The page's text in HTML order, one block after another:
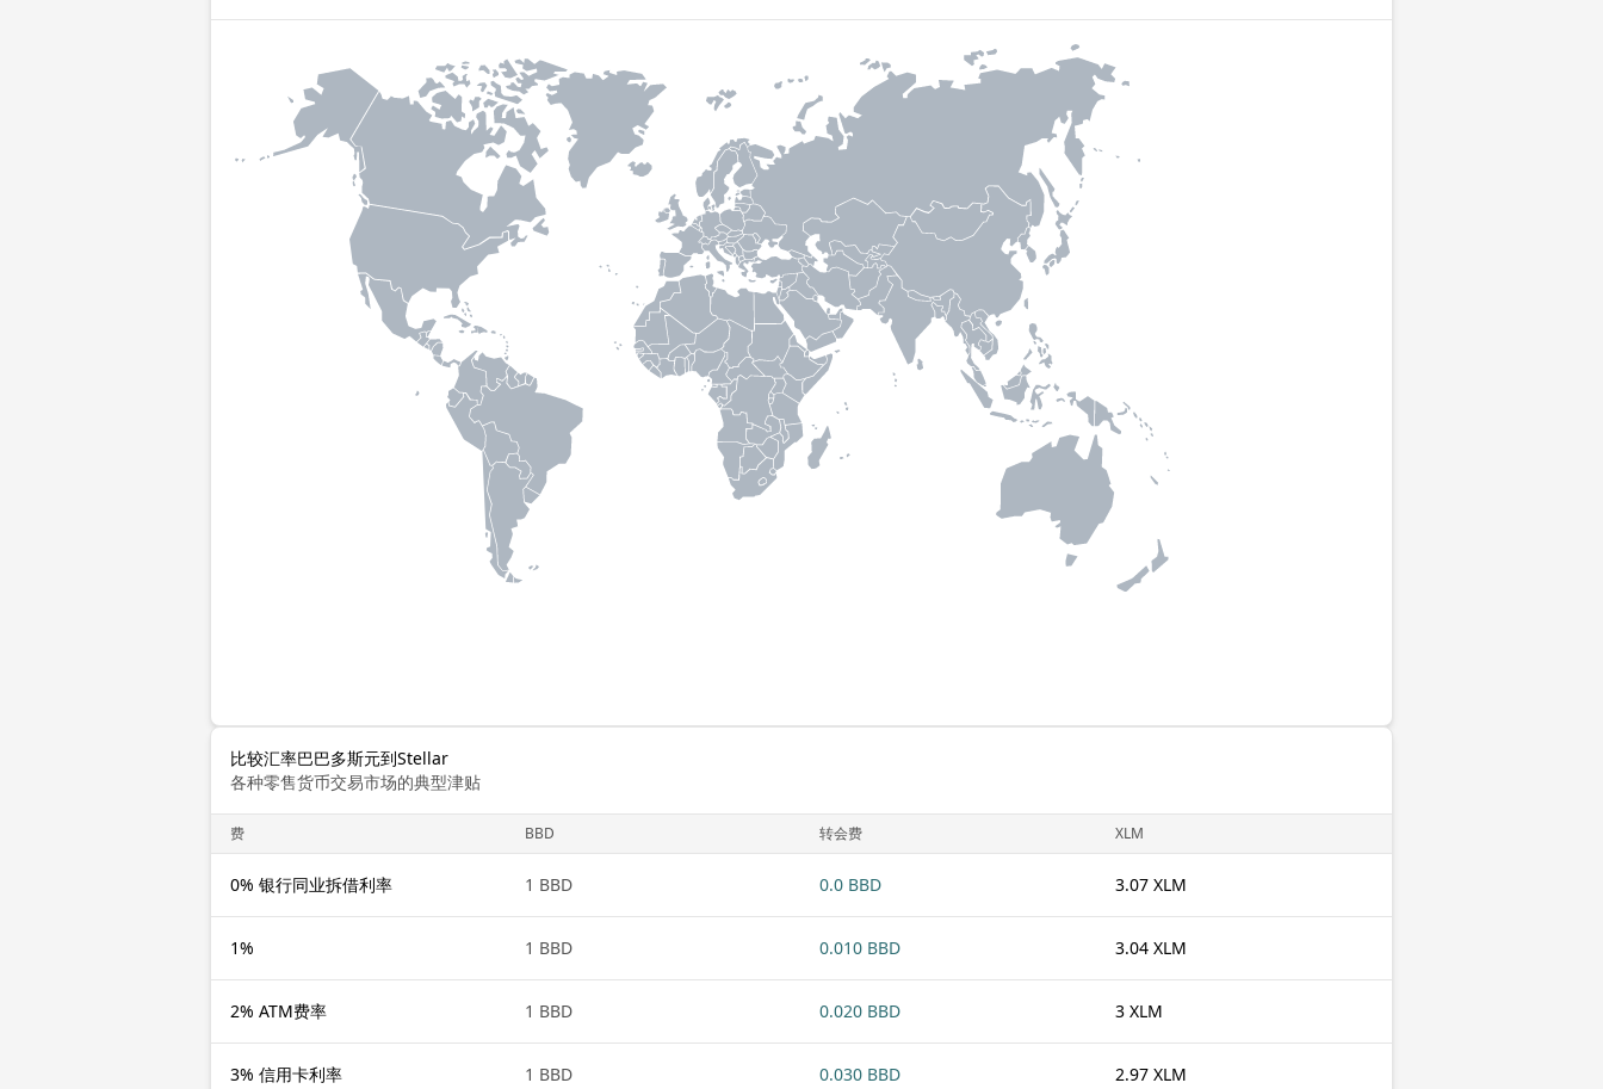
比较汇率巴巴多斯元到Stellar
各种零售货币交易市场的典型津贴
费 BBD 转会费 XLM
0% 银行同业拆借利率 1 BBD 0.0 BBD 3.07 XLM
1% 1 BBD 0.010 BBD 3.04 XLM
2% ATM费率 1 BBD 0.020 BBD 3 XLM
3% 信用卡利率 1 BBD 0.030 BBD 2.97 XLM